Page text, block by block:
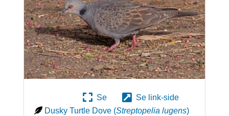
Se
Se link-side
Dusky Turtle Dove (Streptopelia lugens)